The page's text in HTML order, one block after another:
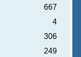
667
4
306
249